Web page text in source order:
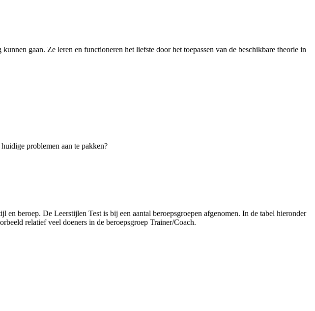
gaan. Ze leren en functioneren het liefste door het toepassen van de beschikbare theorie in
problemen aan te pakken?
beroep. De Leerstijlen Test is bij een aantal beroepsgroepen afgenomen. In de tabel hieronder
relatief veel doeners in de beroepsgroep Trainer/Coach.